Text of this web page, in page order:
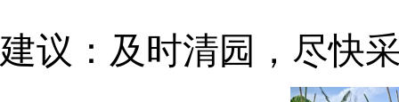
建议：及时清园，尽快